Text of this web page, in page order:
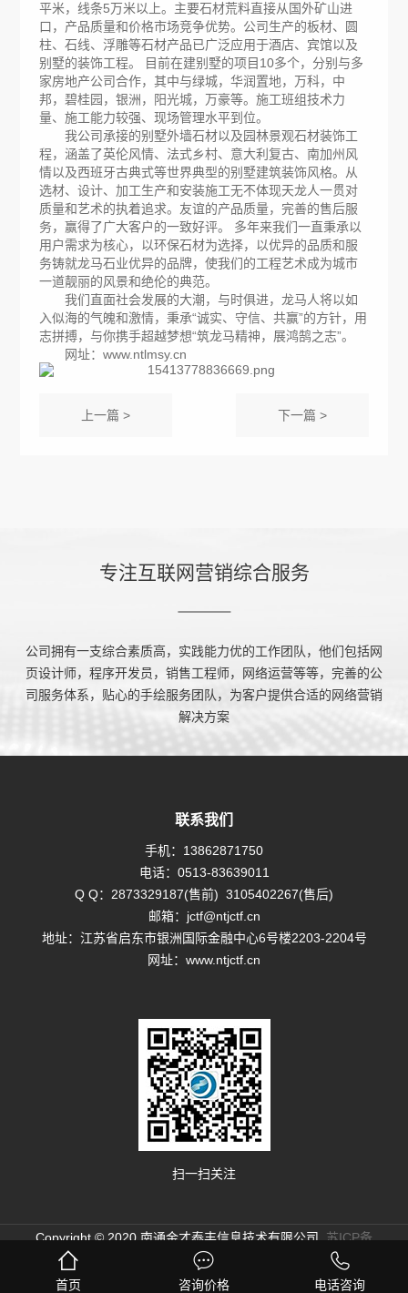
平米，线条5万米以上。主要石材荒料直接从国外矿山进
口，产品质量和价格市场竞争优势。公司生产的板材、圆
柱、石线、浮雕等石材产品已广泛应用于酒店、宾馆以及
别墅的装饰工程。 目前在建别墅的项目10多个，分别与多
家房地产公司合作，其中与绿城，华润置地，万科，中
邦，碧桂园，银洲，阳光城，万豪等。施工班组技术力
量、施工能力较强、现场管理水平到位。
我公司承接的别墅外墙石材以及园林景观石材装饰工
程，涵盖了英伦风情、法式乡村、意大利复古、南加州风
情以及西班牙古典式等世界典型的别墅建筑装饰风格。从
选材、设计、加工生产和安装施工无不体现天龙人一贯对
质量和艺术的执着追求。友谊的产品质量，完善的售后服
务，赢得了广大客户的一致好评。 多年来我们一直秉承以
用户需求为核心，以环保石材为选择，以优异的品质和服
务铸就龙马石业优异的品牌，使我们的工程艺术成为城市
一道靓丽的风景和绝伦的典范。
我们直面社会发展的大潮，与时俱进，龙马人将以如
入似海的气魄和激情，秉承“诚实、守信、共赢”的方针，用
志拼搏，与你携手超越梦想“筑龙马精神，展鸿鹄之志”。
网址： www.ntlmsy.cn
上一篇 > 下一篇 >
专注互联网营销综合服务
公司拥有一支综合素质高，实践能力优的工作团队，他们包括网
页设计师，程序开发员，销售工程师，网络运营等等，完善的公
司服务体系，贴心的手绘服务团队，为客户提供合适的网络营销
解决方案
联系我们
手机： 13862871750
电话： 0513-83639011
Q Q： 2873329187(售前) 3105402267(售后)
邮箱： jctf@ntjctf.cn
地址：江苏省启东市银洲国际金融中心6号楼2203-2204号
网址： www.ntjctf.cn
扫一扫关注
Copyright © 2020 南通金才泰丰信息技术有限公司苏ICP备
13028904号-1
苏公网安备32068102810141号
苏公网
安备32068102810179号
首页 咨询价格 电话咨询